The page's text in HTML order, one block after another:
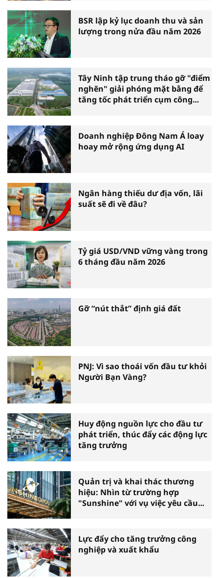
BSR lập kỷ lục doanh thu và sản
lượng trong nửa đầu năm 2026
Tây Ninh tập trung tháo gỡ "điểm
nghẽn" giải phóng mặt bằng để
tăng tốc phát triển cụm công
Doanh nghiệp Đông Nam Á loay
hoay mở rộng ứng dụng AI
Ngân hàng thiếu dư địa vốn, lãi
suất sẽ đi về đâu?
Tỷ giá USD/VND vững vàng trong
6 tháng đầu năm 2026
Gỡ “nút thắt” định giá đất
PNJ: Vì sao thoái vốn đầu tư khỏi
Người Bạn Vàng?
Huy động nguồn lực cho đầu tư
phát triển, thúc đẩy các động lực
tăng trưởng
Quản trị và khai thác thương
hiệu: Nhìn từ trường hợp
"Sunshine" với vụ việc yêu cầu
Lực đẩy cho tăng trưởng công
nghiệp và xuất khẩu